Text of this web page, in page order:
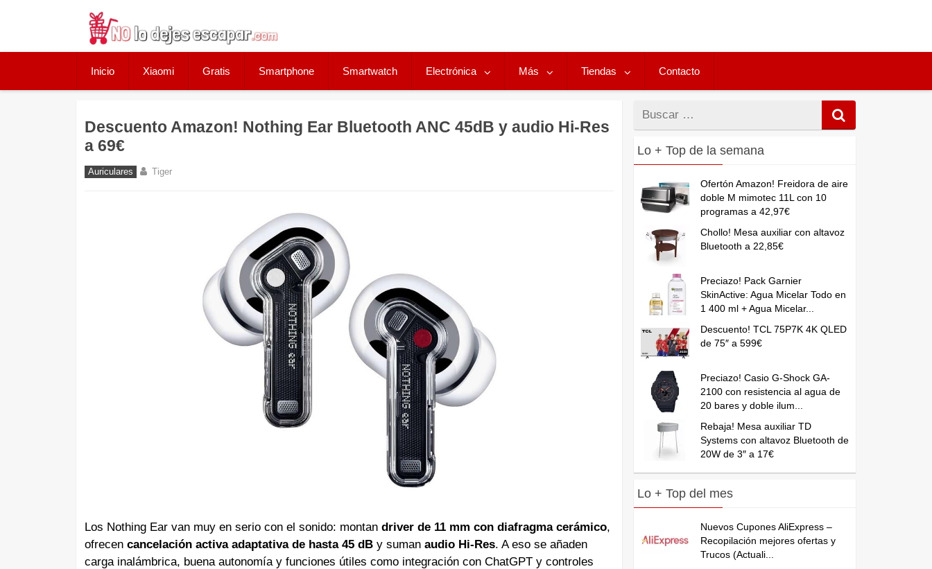
Inicio Xiaomi Gratis Smartphone Smartwatch Electrónica Más Tiendas Contacto
Descuento Amazon! Nothing Ear Bluetooth ANC 45dB y audio Hi-Res
a 69€
Auriculares Tiger
Los Nothing Ear van muy en serio con el sonido: montan driver de 11 mm con diafragma cerámico,
ofrecen cancelación activa adaptativa de hasta 45 dB y suman audio Hi-Res. A eso se añaden
carga inalámbrica, buena autonomía y funciones útiles como integración con ChatGPT y controles
Buscar
por
Lo + Top de la semana
Ofertón Amazon! Freidora de aire
doble M mimotec 11L con 10
programas a 42,97€
Chollo! Mesa auxiliar con altavoz
Bluetooth a 22,85€
Preciazo! Pack Garnier
SkinActive: Agua Micelar Todo en
1 400 ml + Agua Micelar...
Descuento! TCL 75P7K 4K QLED
de 75″ a 599€
Preciazo! Casio G-Shock GA-
2100 con resistencia al agua de
20 bares y doble ilum...
Rebaja! Mesa auxiliar TD
Systems con altavoz Bluetooth de
20W de 3″ a 17€
Lo + Top del mes
Nuevos Cupones AliExpress –
Recopilación mejores ofertas y
Trucos (Actuali...